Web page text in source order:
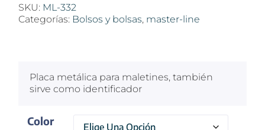
SKU: ML-332
Categorías: Bolsos y bolsas, master-line
Placa metálica para maletines, también
sirve como identificador
Color